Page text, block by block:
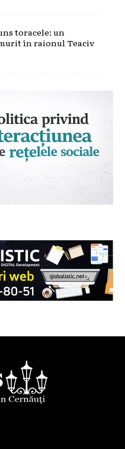
toracele: un
în raionul Teaciv